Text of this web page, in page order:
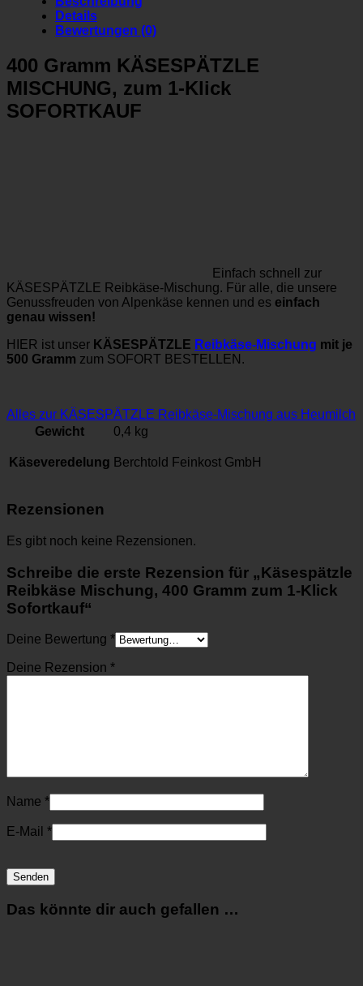
Details
Bewertungen (0)
400 Gramm KÄSESPÄTZLE
MISCHUNG, zum 1-Klick
SOFORTKAUF
Einfach schnell zur
KÄSESPÄTZLE Reibkäse-Mischung. Für alle, die unsere
Genussfreuden von Alpenkäse kennen und es einfach
genau wissen!
HIER ist unser KÄSESPÄTZLE Reibkäse-Mischung mit je
500 Gramm zum SOFORT BESTELLEN.
Alles zur KÄSESPÄTZLE Reibkäse-Mischung aus Heumilch
Gewicht
0,4 kg
Käseveredelung Berchtold Feinkost GmbH
Rezensionen
Es gibt noch keine Rezensionen.
Schreibe die erste Rezension für „Käsespätzle
Reibkäse Mischung, 400 Gramm zum 1-Klick
Sofortkauf“
Deine Bewertung *
Deine Rezension *
Name *
E-Mail *
Das könnte dir auch gefallen …